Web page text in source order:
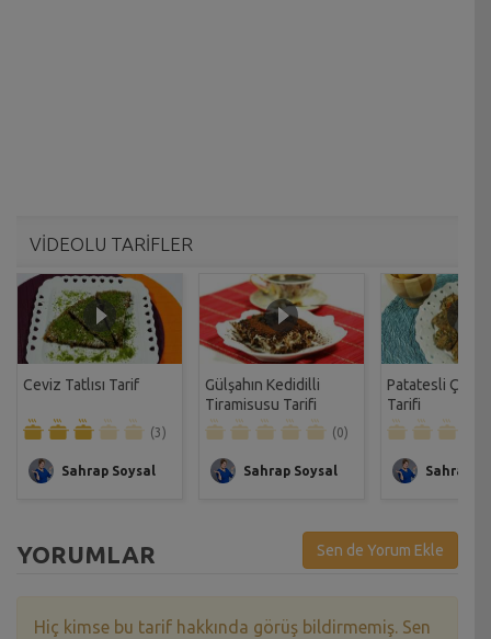
VİDEOLU TARİFLER
Ceviz Tatlısı Tarif
(3)
Sahrap Soysal
Gülşahın Kedidilli
Tiramisusu Tarifi
(0)
Sahrap Soysal
Patatesli Çıtır
Tarifi
Sahrap
YORUMLAR Sen de Yorum Ekle
Hiç kimse bu tarif hakkında görüş bildirmemiş. Sen